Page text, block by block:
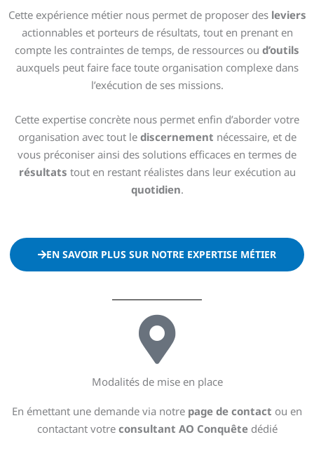
Cette expérience métier nous permet de proposer des leviers
actionnables et porteurs de résultats, tout en prenant en
compte les contraintes de temps, de ressources ou d’outils
auxquels peut faire face toute organisation complexe dans
l’exécution de ses missions.
Cette expertise concrète nous permet enfin d’aborder votre
organisation avec tout le discernement nécessaire, et de
vous préconiser ainsi des solutions efficaces en termes de
résultats tout en restant réalistes dans leur exécution au
quotidien.
EN SAVOIR PLUS SUR NOTRE EXPERTISE MÉTIER
Modalités de mise en place
En émettant une demande via notre page de contact ou en
contactant votre consultant AO Conquête dédié